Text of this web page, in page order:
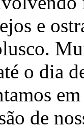
e
o dia
de